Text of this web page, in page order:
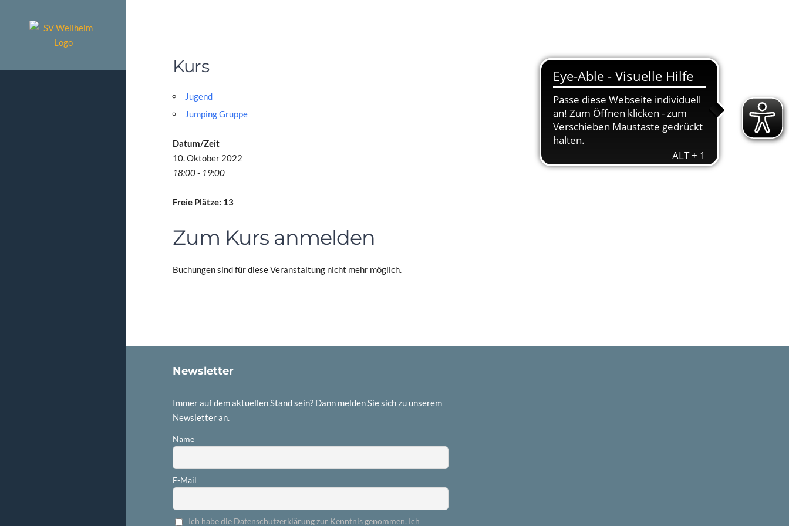
Kurs
Jugend
Jumping Gruppe
Datum/Zeit
10. Oktober 2022
18:00 - 19:00
Freie Plätze: 13
Zum Kurs anmelden
Buchungen sind für diese Veranstaltung nicht mehr möglich.
Newsletter
Immer auf dem aktuellen Stand sein? Dann melden Sie sich zu unserem
Newsletter an.
Name
E-Mail
Ich habe die Datenschutzerklärung zur Kenntnis genommen. Ich